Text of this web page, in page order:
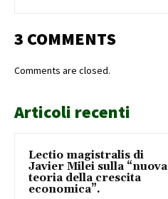
3 COMMENTS
Comments are closed.
Articoli recenti
Lectio magistralis di
Javier Milei sulla “nuova
teoria della crescita
economica”.